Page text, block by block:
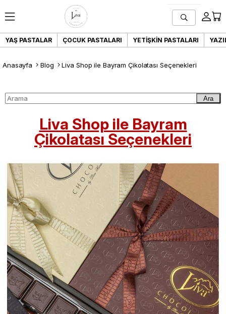
YAŞ PASTALAR ÇOCUK PASTALARI YETIŞKIN PASTALARI
Anasayfa Blog Liva Shop ile Bayram Çikolatası Seçenekleri
Ara
Liva Shop ile Bayram
Çikolatası Seçenekleri